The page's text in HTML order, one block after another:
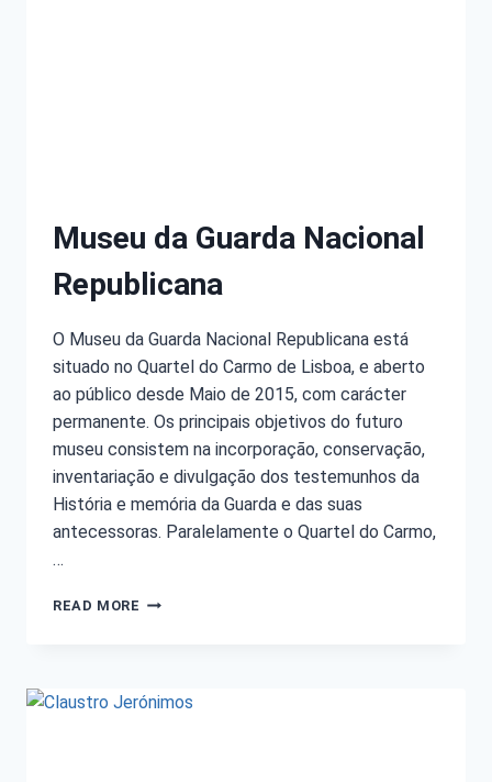
Museu da Guarda Nacional
Republicana
O Museu da Guarda Nacional Republicana está
situado no Quartel do Carmo de Lisboa, e aberto
ao público desde Maio de 2015, com carácter
permanente. Os principais objetivos do futuro
museu consistem na incorporação, conservação,
inventariação e divulgação dos testemunhos da
História e memória da Guarda e das suas
antecessoras. Paralelamente o Quartel do Carmo,
…
READ MORE